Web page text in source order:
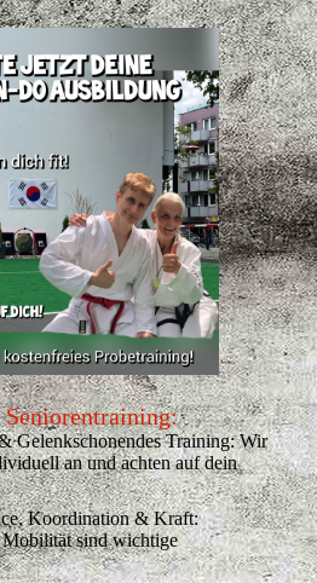
aining:
Gelenkschonendes Training: Wir
an und achten auf dein
Koordination & Kraft:
sind wichtige